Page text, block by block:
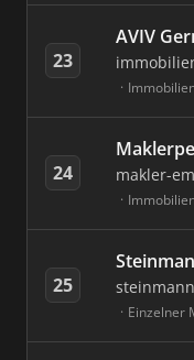
23
AVIV
24 makler-
25
Einzelner